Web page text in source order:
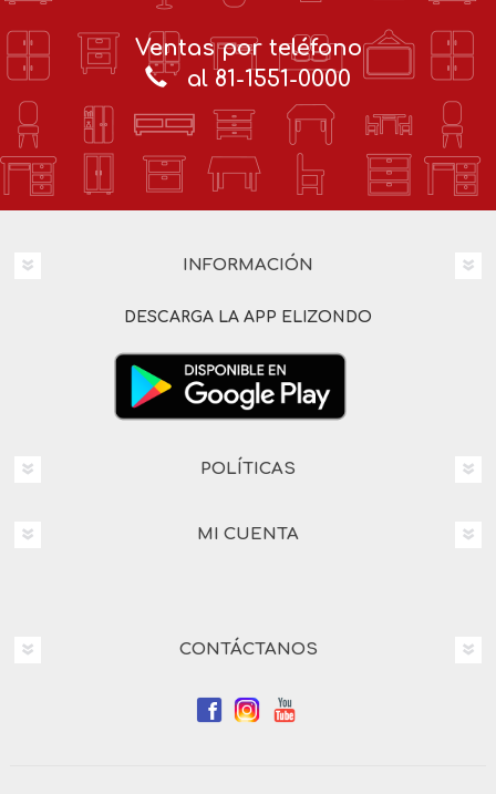
Ventas por teléfono
al 81-1551-0000
INFORMACIÓN
DESCARGA LA APP ELIZONDO
POLÍTICAS
MI CUENTA
CONTÁCTANOS